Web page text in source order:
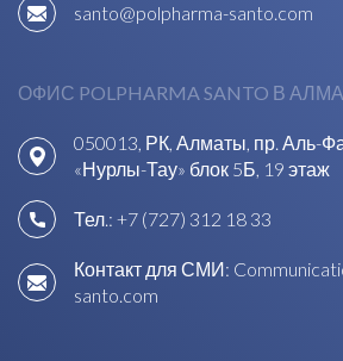
santo@polpharma-santo.com
ОФИС POLPHARMA SANTO В
050013, РК, Алматы, пр. Аль-
«Нурлы-Тау» блок 5Б, 19 этаж
Тел.: +7 (727) 312 18 33
Контакт для СМИ:
santo.com